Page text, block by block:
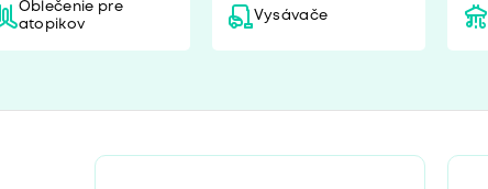
Oblečenie pre
atopikov
Vysávače